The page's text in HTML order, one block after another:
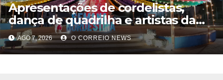
Apresentações de cordelistas,
dança de quadrilha e artistas da
casa marcam abertura da Semana
Nordestina em Chapadão do Sul
AGO 7, 2026 O CORREIO NEWS